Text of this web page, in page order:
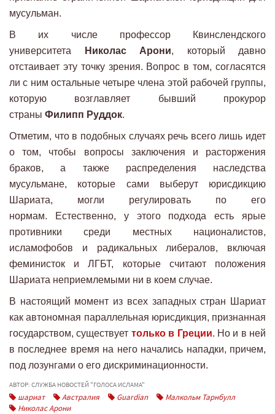
мусульман.
В их числе профессор Квинслендского
университета
Николас Арони, который давно
отстаивает эту точку зрения. Вопрос в том, согласятся
ли с ним остальные четыре члена этой рабочей группы,
которую возглавляет бывший прокурор
страны Филипп Руддок.
Отметим, что в подобных случаях речь всего лишь идет
о том, чтобы вопросы заключения и расторжения
браков, а также распределения наследства
мусульмане, которые сами выберут юрисдикцию
Шариата, могли регулировать по его
нормам. Естественно, у этого подхода есть ярые
противники среди местных националистов,
исламофобов и радикальных либералов, включая
феминисток и ЛГБТ, которые считают положения
Шариата неприемлемыми ни в коем случае.
В настоящий момент из всех западных стран Шариат
как автономная параллельная юрисдикция, признанная
государством, существует только в Греции. Но и в ней
в последнее время на него начались нападки, причем,
под лозунгами о его дискриминационности.
АВТОР: СЛУЖБА НОВОСТЕЙ "ГОЛОСА ИСЛАМА"
шариат Австралия Guardian
Малкольм Тарнбулл
Николас Арони